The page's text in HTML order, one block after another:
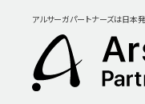
アルサーガパートナーズは日本